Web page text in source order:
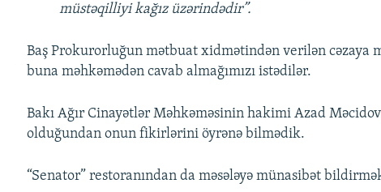
müstəqilliyi kağız üzərindədir”.
Baş Prokurorluğun mətbuat xidmətindən verilən cəzaya
buna məhkəmədən cavab almağımızı istədilər.
Bakı Ağır Cinayətlər Məhkəməsinin hakimi Azad
olduğundan onun fikirlərini öyrənə bilmədik.
“Senator” restoranından da məsələyə münasibət